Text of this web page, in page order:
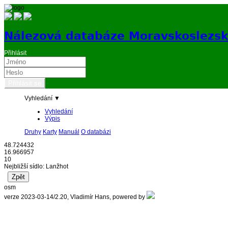
Nálezová databáze
Přihlásit
Vyhledání ▼
Vyhledání
Výpis
Druhy Karty Manuál O databázi
48.724432
16.966957
10
Nejbližší sídlo: Lanžhot
osm
verze 2023-03-14/2.20, Vladimír Hans, powered by